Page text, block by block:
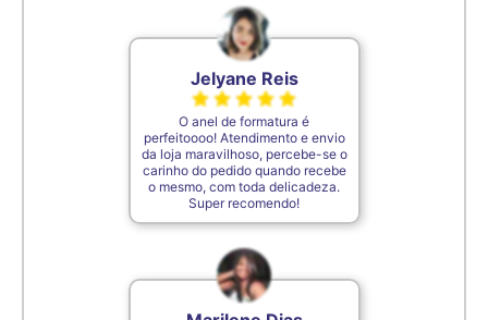
Jelyane Reis
O anel de formatura é
perfeitoooo! Atendimento e envio
da loja maravilhoso, percebe-se o
carinho do pedido quando recebe
o mesmo, com toda delicadeza.
Super recomendo!